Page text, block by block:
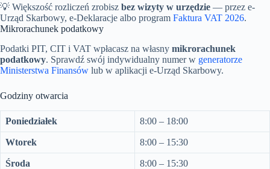
💡 Większość rozliczeń zrobisz bez wizyty w urzędzie — przez e-
Urząd Skarbowy, e-Deklaracje albo program Faktura VAT 2026.
Mikrorachunek podatkowy
Podatki PIT, CIT i VAT wpłacasz na własny mikrorachunek
podatkowy. Sprawdź swój indywidualny numer w generatorze
Ministerstwa Finansów lub w aplikacji e-Urząd Skarbowy.
Godziny otwarcia
Poniedziałek 8:00 – 18:00
Wtorek 8:00 – 15:30
Środa 8:00 – 15:30